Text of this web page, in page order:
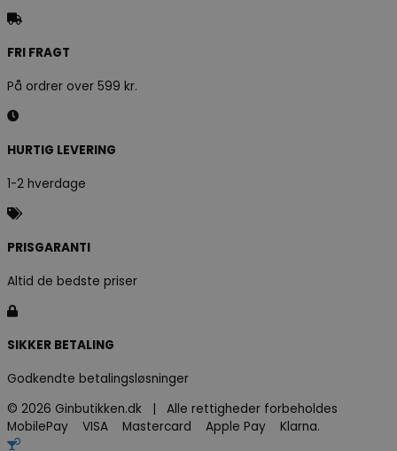
FRI FRAGT
På ordrer over 599 kr.
HURTIG LEVERING
1-2 hverdage
PRISGARANTI
Altid de bedste priser
SIKKER BETALING
Godkendte betalingsløsninger
© 2026 Ginbutikken.dk | Alle rettigheder forbeholdes
MobilePay VISA Mastercard Apple Pay Klarna.